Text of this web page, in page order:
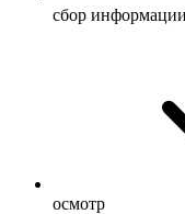
сбор
осмотр